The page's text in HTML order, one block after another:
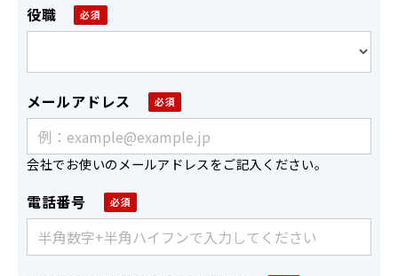
役職
メールアドレス
会社でお使いのメールアドレスをご記入ください。
電話番号